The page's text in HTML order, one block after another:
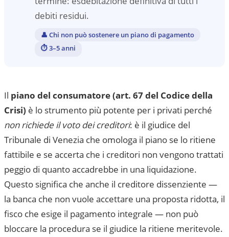
debiti residui.
👤 Chi non può sostenere un piano di pagamento
⏱3–5 anni
Il piano del consumatore (art. 67 del Codice della
Crisi) è lo strumento più potente per i privati perché
non richiede il voto dei creditori: è il giudice del
Tribunale di Venezia che omologa il piano se lo ritiene
fattibile e se accerta che i creditori non vengono trattati
peggio di quanto accadrebbe in una liquidazione.
Questo significa che anche il creditore dissenziente —
la banca che non vuole accettare una proposta ridotta, il
fisco che esige il pagamento integrale — non può
bloccare la procedura se il giudice la ritiene meritevole.